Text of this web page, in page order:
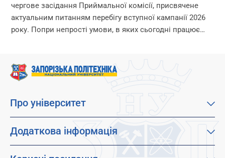
чергове засідання Приймальної комісії, присвячене
актуальним питанням перебігу вступної кампанії 2026
року. Попри непрості умови, в яких сьогодні працює
Про університет
Місія, візія та цінності
Факультети
Додаткова інформація
Дистанційне навчання